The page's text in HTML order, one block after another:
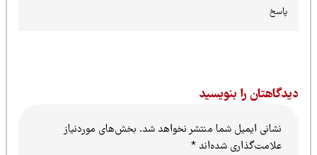
را بنویسید
نشانی ایمیل شما منتشر نخواهد شد.بخش‌های موردنیاز
علامت‌گذاری شده‌اند*